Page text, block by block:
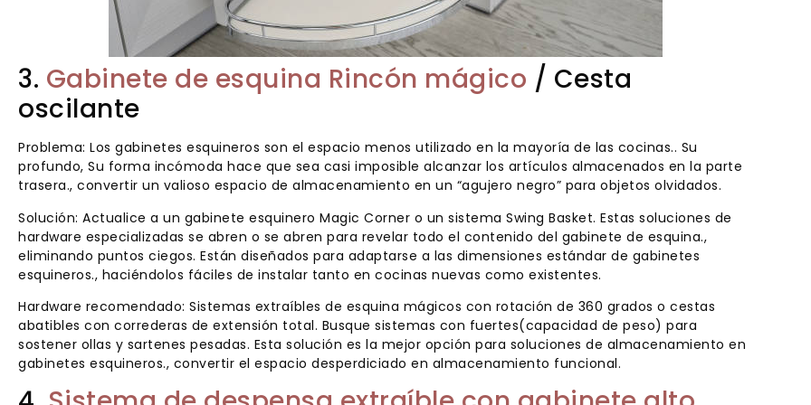
3. Gabinete de esquina Rincón mágico / Cesta
oscilante
Problema: Los gabinetes esquineros son el espacio menos utilizado en la mayoría de las cocinas.. Su
profundo, Su forma incómoda hace que sea casi imposible alcanzar los artículos almacenados en la parte
trasera., convertir un valioso espacio de almacenamiento en un “agujero negro” para objetos olvidados.
Solución: Actualice a un gabinete esquinero Magic Corner o un sistema Swing Basket. Estas soluciones de
hardware especializadas se abren o se abren para revelar todo el contenido del gabinete de esquina.,
eliminando puntos ciegos. Están diseñados para adaptarse a las dimensiones estándar de gabinetes
esquineros., haciéndolos fáciles de instalar tanto en cocinas nuevas como existentes.
Hardware recomendado: Sistemas extraíbles de esquina mágicos con rotación de 360 ​​grados o cestas
abatibles con correderas de extensión total. Busque sistemas con fuertes(capacidad de peso) para
sostener ollas y sartenes pesadas. Esta solución es la mejor opción para soluciones de almacenamiento en
gabinetes esquineros., convertir el espacio desperdiciado en almacenamiento funcional.